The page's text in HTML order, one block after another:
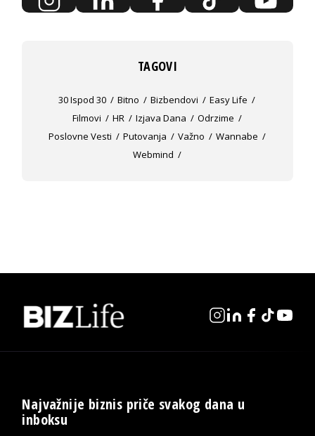
TAGOVI
30 Ispod 30 Bitno Bizbendovi
Easy Life
Filmovi
HR Izjava Dana
Odrzime
Poslovne Vesti
Putovanja Važno
Wannabe
Webmind
Najvažnije biznis priče svakog dana u
inboksu